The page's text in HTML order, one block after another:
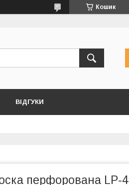
Кошик
ВІДГУКИ
перфорована LP-4